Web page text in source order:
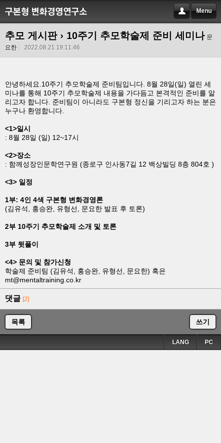
Menu
추모 게시판› 10주기 추모학술제 준비 세미나 문
요한
2022.08.21 19:11:46
안녕하세요.10주기 추모학술제 준비팀입니다. 8월 28일(일) 열린 세
미나를 통해 10주기 추모학술제 내용을 가다듬고 본격적인 준비를 알
리고자 합니다. 준비팀이 아니라도 구본형 정신을 기리고자 하는 분은
누구나 환영합니다.
<1>일시
: 8월 28일 (일) 12~17시
<2>장소
: 함께성장인문학연구원 (종로구 인사동7길 12 백상빌딩 8층 804호 )
<3> 일정
1부: 4인 4색 구본형 변화경영론
(김유석, 홍승완, 유형선, 문요한 발표 후 토론)
2부 10주기 추모학술제 소개 및 토론
3부 뒷풀이
<4> 문의 및 참가신청
학술제 준비팀 (김유석, 홍승완, 유형선, 문요한) 혹은
mt@mentaltraining.co.kr
댓글 [2]
목록 쓰기
PC
LANG